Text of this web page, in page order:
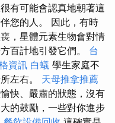
有可能會認真地朝著這
您的人。 因此，有時
，星體元素生物會對情
百計地引發它們。 台
資訊 白蟻 學生家庭不
左右。 天母推拿推薦
快、嚴肅的狀態，沒有
的鼓勵，一些對你進步